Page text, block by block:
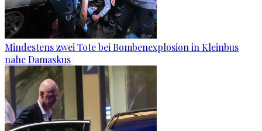
Mindestens zwei Tote bei Bombenexplosion in Kleinbus
nahe Damaskus